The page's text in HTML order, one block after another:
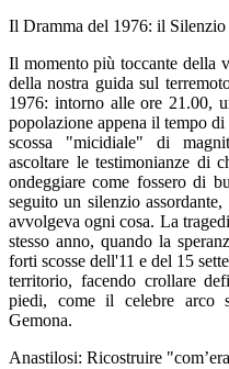
Il Dramma del 1976: il Silenzio
Il momento più toccante della
della nostra guida sul
1976: intorno alle ore 21.00,
popolazione appena il tempo
scossa "micidiale" di
ascoltare le testimonianze di
ondeggiare come fossero di
seguito un silenzio
avvolgeva ogni cosa. La
stesso anno, quando la
forti scosse dell'11 e del 15
territorio, facendo crollare
piedi, come il celebre arco
Gemona.
Anastilosi: Ricostruire